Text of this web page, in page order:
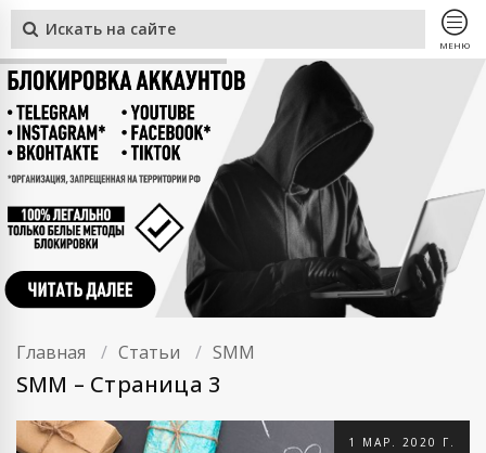
МЕНЮ
Главная Статьи SMM
SMM – Страница 3
1 МАР. 2020 Г.